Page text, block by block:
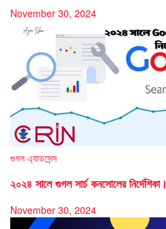
November 30, 2024
গুগল এ্যাডসেন্স
২০২৪ সালে গুগল সার্চ কনসোলের নির্দেশিকা।
November 30, 2024